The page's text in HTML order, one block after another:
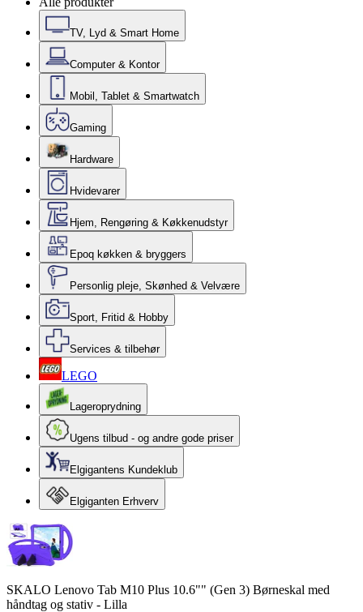
TV, Lyd & Smart Home
Computer & Kontor
Mobil, Tablet & Smartwatch
Gaming
Hardware
Hvidevarer
Hjem, Rengøring & Køkkenudstyr
Epoq køkken & bryggers
Personlig pleje, Skønhed & Velvære
Sport, Fritid & Hobby
Services & tilbehør
LEGO
Lageroprydning
Ugens tilbud - og andre gode priser
Elgigantens Kundeklub
Elgiganten Erhverv
SKALO Lenovo Tab M10 Plus 10.6"" (Gen 3) Børneskal med
håndtag og stativ - Lilla